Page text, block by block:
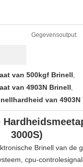
Gegevensoutput:
van 500kgf Brinell,
van 4903N Brinell,
van
3000S)
Brinell van de
cpu-